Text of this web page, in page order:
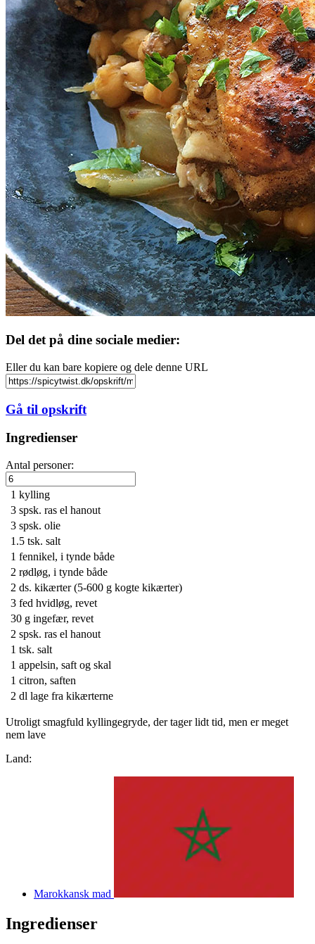
Del det på dine sociale medier:
Eller du kan bare kopiere og dele denne URL
Gå til opskrift
Ingredienser
Antal personer:
1 kylling
3 spsk. ras el hanout
3 spsk. olie
1.5 tsk. salt
1 fennikel, i tynde både
2 rødløg, i tynde både
2 ds. kikærter (5-600 g kogte kikærter)
3 fed hvidløg, revet
30 g ingefær, revet
2 spsk. ras el hanout
1 tsk. salt
1 appelsin, saft og skal
1 citron, saften
2 dl lage fra kikærterne
Utroligt smagfuld kyllingegryde, der tager lidt tid, men er meget
nem lave
Land:
Marokkansk mad
Ingredienser